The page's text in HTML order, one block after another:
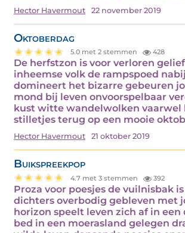
Hector Havermout 22 november 2019
Oktoberdag
5.0 met 2 stemmen 428
De herfstzon is voor verloren
inheemse volk de rampspoed
domineert het bizarre gebeuren
mond bij leven onvoorspelbaar
kust witte wandelwolken vaarwel
stilletjes terug op een mooie
Hector Havermout 21 oktober 2019
Buikspreekpop
4.7 met 3 stemmen 392
Proza voor poesjes de vuilnisbak
dichters overbodig gebleven met
horizon speelt leven zich af in
bed in een moerasland gelegen